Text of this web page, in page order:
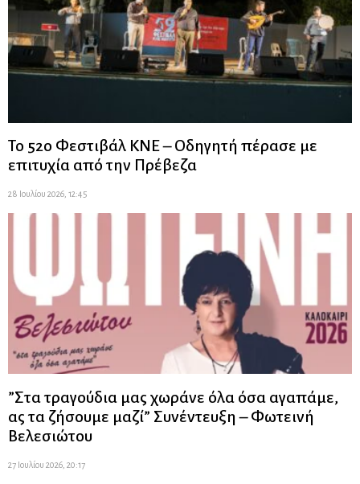
Το 52ο Φεστιβάλ ΚΝΕ – Οδηγητή πέρασε με
επιτυχία από την Πρέβεζα
28 Ιουλίου 2026, 12:45
”Στα τραγούδια μας χωράνε όλα όσα αγαπάμε,
ας τα ζήσουμε μαζί” Συνέντευξη – Φωτεινή
Βελεσιώτου
27 Ιουλίου 2026, 20:17